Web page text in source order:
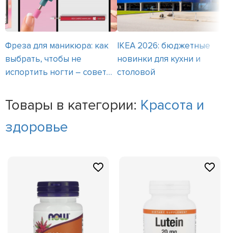
Фреза для маникюра: как
выбрать, чтобы не
испортить ногти – советы
IKEA 2026: бюджетные
новинки для кухни и
столовой
Товары в категории: Красота и
здоровье